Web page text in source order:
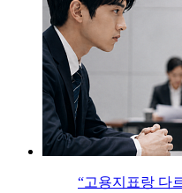
“고용지표랑 다